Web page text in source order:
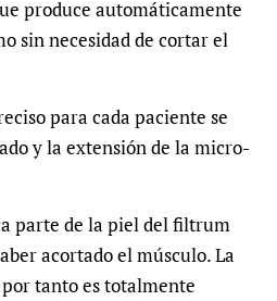
produce automáticamente
sin necesidad de cortar el
para cada paciente se
y la extensión de la micro-
parte de la piel del filtrum
acortado el músculo. La
tanto es totalmente